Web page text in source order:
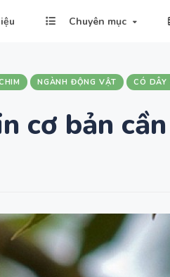
Chuyên mục
NGÀNH ĐỘNG VẬT CÓ DÂY
cơ bản